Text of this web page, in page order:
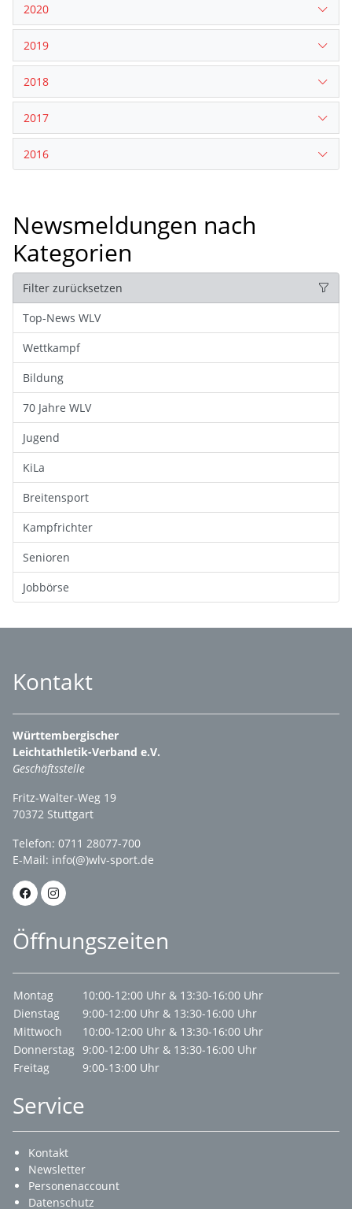
2020
2019
2018
2017
2016
Newsmeldungen nach
Kategorien
Filter zurücksetzen
Top-News WLV
Wettkampf
Bildung
70 Jahre WLV
Jugend
KiLa
Breitensport
Kampfrichter
Senioren
Jobbörse
Kontakt
Württembergischer
Leichtathletik-Verband e.V.
Geschäftsstelle
Fritz-Walter-Weg 19
70372 Stuttgart
Telefon: 0711 28077-700
E-Mail: info(@)wlv-sport.de
Öffnungszeiten
Montag
10:00-12:00 Uhr & 13:30-16:00 Uhr
Dienstag
9:00-12:00 Uhr & 13:30-16:00 Uhr
Mittwoch
10:00-12:00 Uhr & 13:30-16:00 Uhr
Donnerstag 9:00-12:00 Uhr & 13:30-16:00 Uhr
Freitag
9:00-13:00 Uhr
Service
Kontakt
Newsletter
Personenaccount
Datenschutz